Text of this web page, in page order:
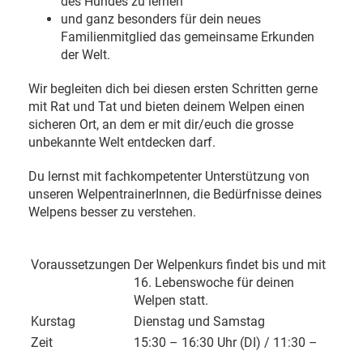
und ganz besonders für dein neues
Familienmitglied das gemeinsame Erkunden
der Welt.
Wir begleiten dich bei diesen ersten Schritten gerne
mit Rat und Tat und bieten deinem Welpen einen
sicheren Ort, an dem er mit dir/euch die grosse
unbekannte Welt entdecken darf.
Du lernst mit fachkompetenter Unterstützung von
unseren WelpentrainerInnen, die Bedürfnisse deines
Welpens besser zu verstehen.
Voraussetzungen Der Welpenkurs findet bis und mit
16. Lebenswoche für deinen
Welpen statt.
Kurstag
Dienstag und Samstag
Zeit
15:30 – 16:30 Uhr (DI) / 11:30 –